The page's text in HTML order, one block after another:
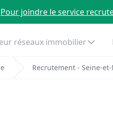
Pour joindre le service
réseaux immobilier
Recrutement - Seine-